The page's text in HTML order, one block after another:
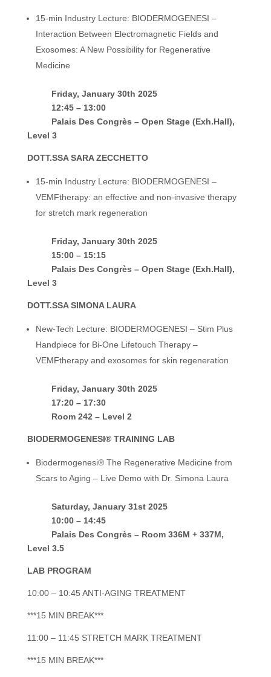
15-min Industry Lecture: BIODERMOGENESI –
Interaction Between Electromagnetic Fields and
Exosomes: A New Possibility for Regenerative
Medicine
Friday, January 30th 2025
12:45 – 13:00
Palais Des Congrès – Open Stage (Exh.Hall),
Level 3
DOTT.SSA SARA ZECCHETTO
15-min Industry Lecture: BIODERMOGENESI –
VEMFtherapy: an effective and non-invasive therapy
for stretch mark regeneration
Friday, January 30th 2025
15:00 – 15:15
Palais Des Congrès – Open Stage (Exh.Hall),
Level 3
DOTT.SSA SIMONA LAURA
New-Tech Lecture: BIODERMOGENESI – Stim Plus
Handpiece for Bi-One Lifetouch Therapy –
VEMFtherapy and exosomes for skin regeneration
Friday, January 30th 2025
17:20 – 17:30
Room 242 – Level 2
BIODERMOGENESI® TRAINING LAB
Biodermogenesi® The Regenerative Medicine from
Scars to Aging – Live Demo with Dr. Simona Laura
Saturday, January 31st 2025
10:00 – 14:45
Palais Des Congrès – Room 336M + 337M,
Level 3.5
LAB PROGRAM
10:00 – 10:45 ANTI-AGING TREATMENT
***15 MIN BREAK***
11:00 – 11:45 STRETCH MARK TREATMENT
***15 MIN BREAK***